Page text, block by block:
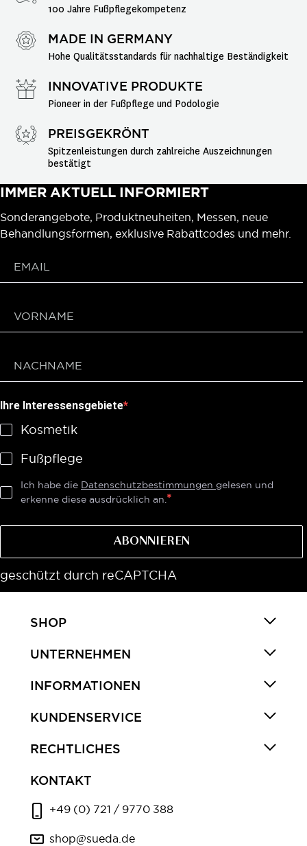
100 Jahre Fußpflegekompetenz
MADE IN GERMANY
Hohe Qualitätsstandards für nachhaltige Beständigkeit
INNOVATIVE PRODUKTE
Pioneer in der Fußpflege und Podologie
PREISGEKRÖNT
Spitzenleistungen durch zahlreiche Auszeichnungen
bestätigt
IMMER AKTUELL INFORMIERT
Sonderangebote, Produktneuheiten, Messen, neue
Behandlungsformen, exklusive Rabattcodes und mehr.
Ihre Interessensgebiete
Kosmetik
Fußpflege
Ich habe die Datenschutzbestimmungen gelesen und
erkenne diese ausdrücklich an.
ABONNIEREN
geschützt durch reCAPTCHA
SHOP
UNTERNEHMEN
INFORMATIONEN
KUNDENSERVICE
RECHTLICHES
KONTAKT
+49 (0) 721 / 9770 388
shop@sueda.de